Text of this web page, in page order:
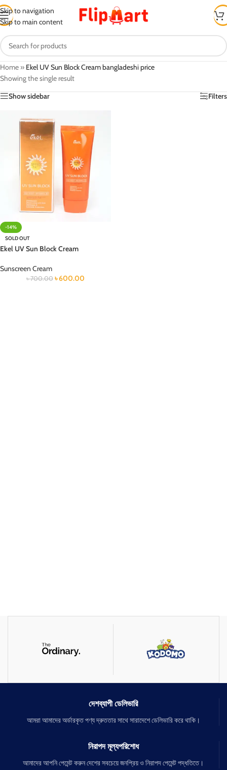
Skip to navigation
Skip to main content
Home » Ekel UV Sun Block Cream bangladeshi price
Showing the single result
Show sidebar
Filters
-14%
SOLD OUT
Ekel UV Sun Block Cream
Sunscreen Cream
৳700.00 ৳600.00
দেশব্যাপী ডেলিভারি
আমরা আমাদের অর্ডারকৃত পণ্য দ্রুততার সাথে সারাদেশে ডেলিভারি করে থাকি।
নিরাপদ মূল্যপরিশোধ
আমাদের আপনি পেমেন্ট করুন দেশের সবচেয়ে জনপ্রিয় ও নিরাপদ পেমেন্ট পদ্ধতিতে।